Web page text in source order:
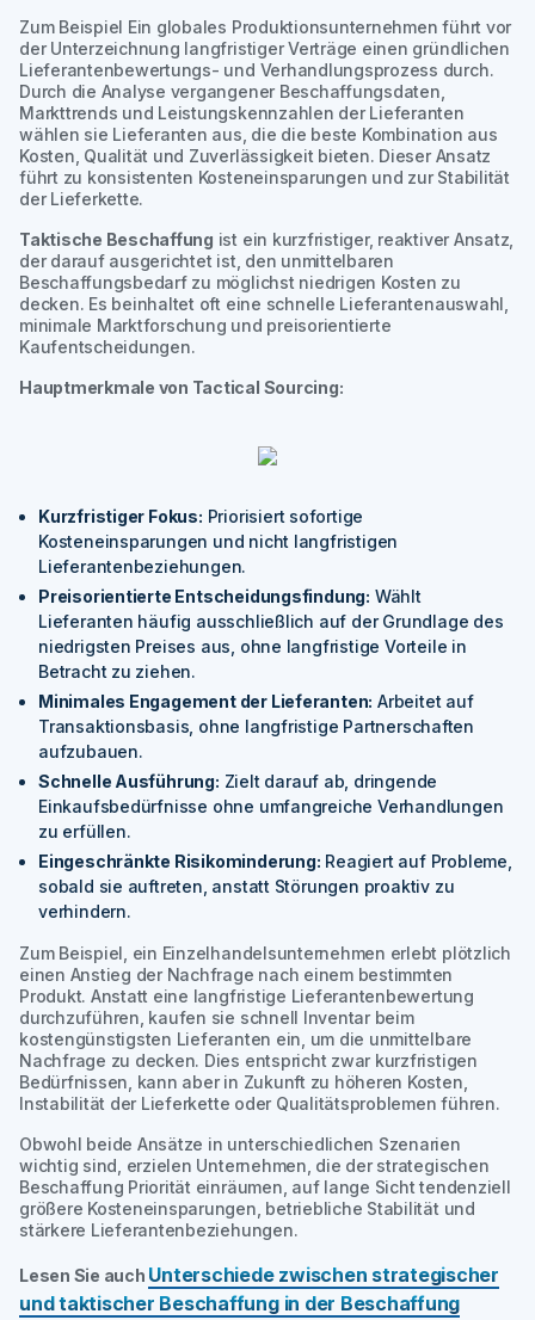
Zum Beispiel Ein globales Produktionsunternehmen führt vor
der Unterzeichnung langfristiger Verträge einen gründlichen
Lieferantenbewertungs- und Verhandlungsprozess durch.
Durch die Analyse vergangener Beschaffungsdaten,
Markttrends und Leistungskennzahlen der Lieferanten
wählen sie Lieferanten aus, die die beste Kombination aus
Kosten, Qualität und Zuverlässigkeit bieten. Dieser Ansatz
führt zu konsistenten Kosteneinsparungen und zur Stabilität
der Lieferkette.
Taktische Beschaffung ist ein kurzfristiger, reaktiver Ansatz,
der darauf ausgerichtet ist, den unmittelbaren
Beschaffungsbedarf zu möglichst niedrigen Kosten zu
decken. Es beinhaltet oft eine schnelle Lieferantenauswahl,
minimale Marktforschung und preisorientierte
Kaufentscheidungen.
Hauptmerkmale von Tactical Sourcing:
Kurzfristiger Fokus: Priorisiert sofortige
Kosteneinsparungen und nicht langfristigen
Lieferantenbeziehungen.
Preisorientierte Entscheidungsfindung: Wählt
Lieferanten häufig ausschließlich auf der Grundlage des
niedrigsten Preises aus, ohne langfristige Vorteile in
Betracht zu ziehen.
Minimales Engagement der Lieferanten: Arbeitet auf
Transaktionsbasis, ohne langfristige Partnerschaften
aufzubauen.
Schnelle Ausführung: Zielt darauf ab, dringende
Einkaufsbedürfnisse ohne umfangreiche Verhandlungen
zu erfüllen.
Eingeschränkte Risikominderung: Reagiert auf Probleme,
sobald sie auftreten, anstatt Störungen proaktiv zu
verhindern.
Zum Beispiel , ein Einzelhandelsunternehmen erlebt plötzlich
einen Anstieg der Nachfrage nach einem bestimmten
Produkt. Anstatt eine langfristige Lieferantenbewertung
durchzuführen, kaufen sie schnell Inventar beim
kostengünstigsten Lieferanten ein, um die unmittelbare
Nachfrage zu decken. Dies entspricht zwar kurzfristigen
Bedürfnissen, kann aber in Zukunft zu höheren Kosten,
Instabilität der Lieferkette oder Qualitätsproblemen führen.
Obwohl beide Ansätze in unterschiedlichen Szenarien
wichtig sind, erzielen Unternehmen, die der strategischen
Beschaffung Priorität einräumen, auf lange Sicht tendenziell
größere Kosteneinsparungen, betriebliche Stabilität und
stärkere Lieferantenbeziehungen.
Lesen Sie auch Unterschiede zwischen strategischer
und taktischer Beschaffung in der Beschaffung